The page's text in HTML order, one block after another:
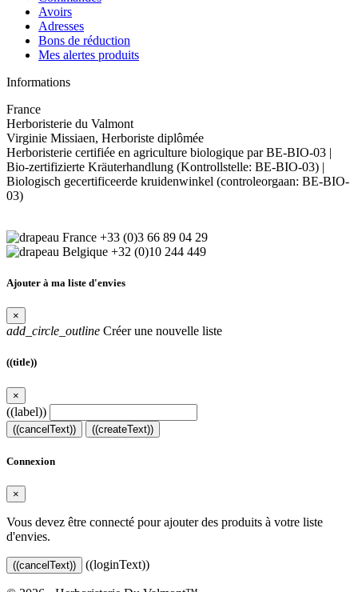
Avoirs
Adresses
Bons de réduction
Mes alertes produits
Informations
France
Herboristerie du Valmont
Virginie Missiaen, Herboriste diplômée
Herboristerie certifiée en agriculture biologique par BE-BIO-03 |
Bio-zertifizierte Kräuterhandlung (Kontrollstelle: BE-BIO-03) |
Biologisch gecertificeerde kruidenwinkel (controleorgaan: BE-BIO-
03)
+33 (0)3 66 89 04 29
+32 (0)10 244 449
Ajouter à ma liste d'envies
×
add_circle_outline Créer une nouvelle liste
((title))
×
((label))
((cancelText)) ((createText))
Connexion
×
Vous devez être connecté pour ajouter des produits à votre liste
d'envies.
((cancelText)) ((loginText))